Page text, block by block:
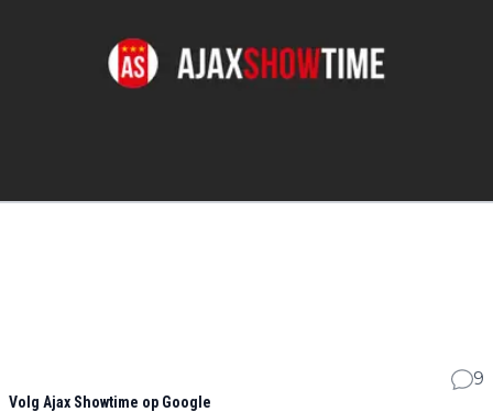
9
Volg Ajax Showtime op Google